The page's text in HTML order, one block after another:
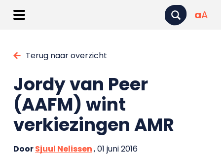
aA
Terug naar overzicht
Jordy van Peer
(AAFM) wint
verkiezingen AMR
DoorSjuul Nelissen, 01 juni 2016